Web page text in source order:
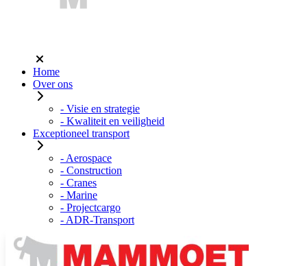
Home
Over ons
- Visie en strategie
- Kwaliteit en veiligheid
Exceptioneel transport
- Aerospace
- Construction
- Cranes
- Marine
- Projectcargo
- ADR-Transport
MRC connect
Freight management